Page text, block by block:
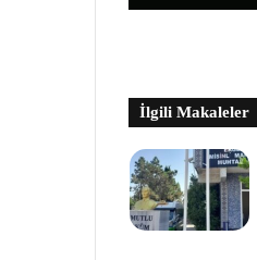
İlgili Makaleler